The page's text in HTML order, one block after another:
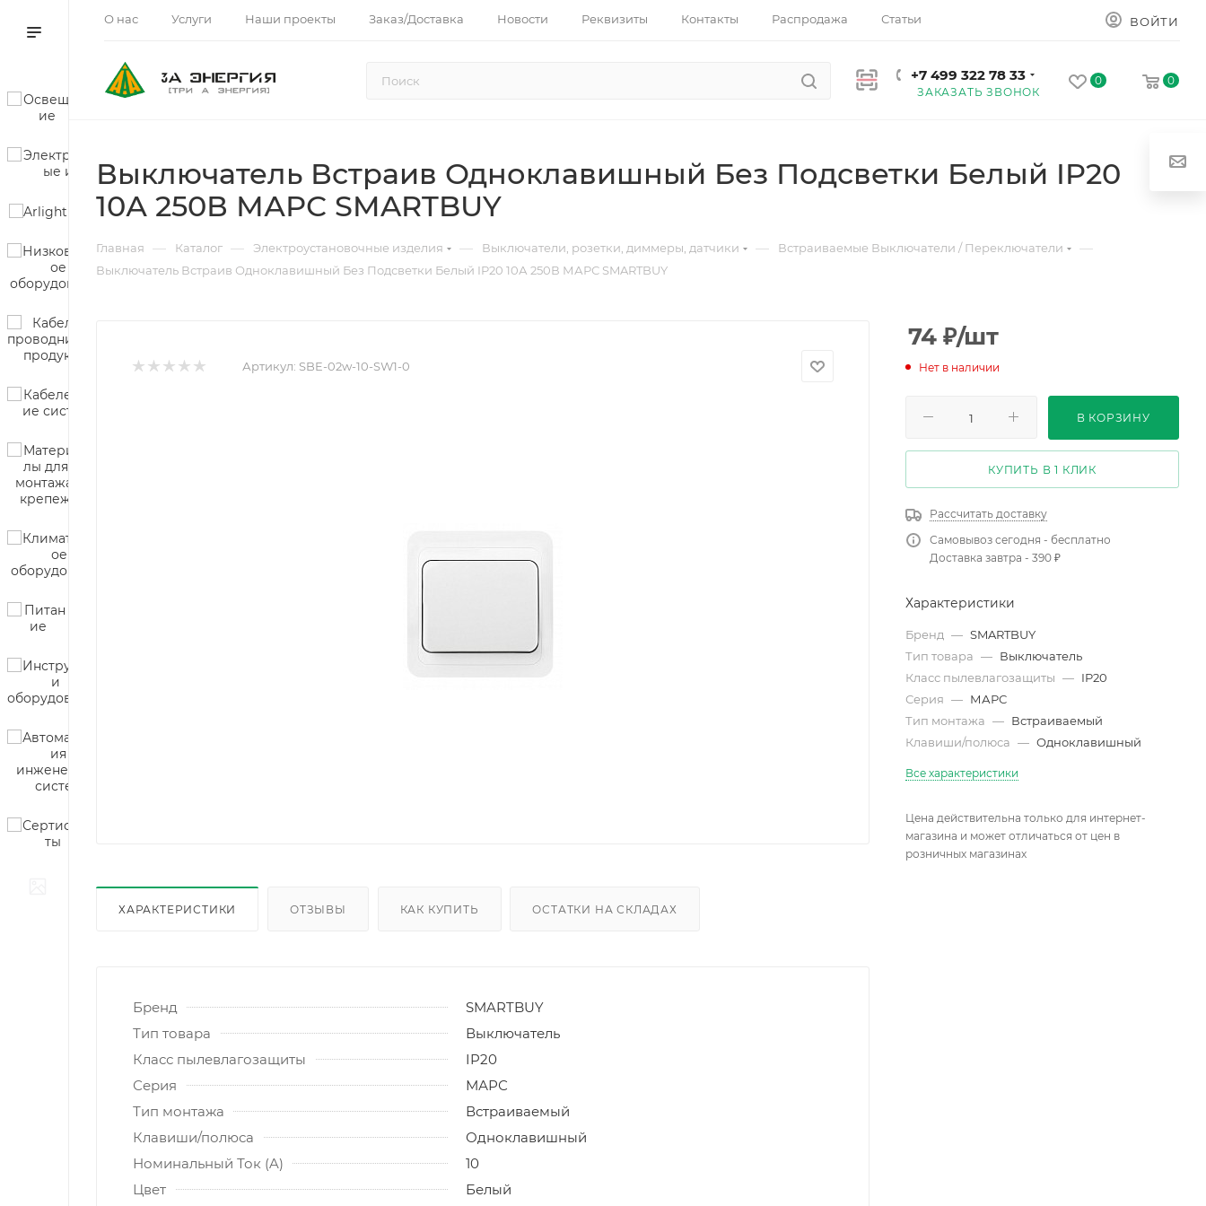
О нас Услуги Наши проекты Заказ/Доставка Новости Реквизиты Контакты Распродажа Статьи ВОЙТИ
+7 499 322 78 33
ЗАКАЗАТЬ ЗВОНОК
0 0
Выключатель Встраив Одноклавишный Без Подсветки Белый IP20
10А 250В МАРС SMARTBUY
Главная — Каталог — Электроустановочные изделия — Выключатели, розетки, диммеры, датчики — Встраиваемые Выключатели / Переключатели —
Выключатель Встраив Одноклавишный Без Подсветки Белый IP20 10А 250В МАРС SMARTBUY
Артикул: SBE-02w-10-SW1-0
ХАРАКТЕРИСТИКИ ОТЗЫВЫ КАК КУПИТЬ ОСТАТКИ НА СКЛАДАХ
Бренд
SMARTBUY
Тип товара
Выключатель
Класс пылевлагозащиты
IP20
Серия
МАРС
Тип монтажа
Встраиваемый
Клавиши/полюса
Одноклавишный
Номинальный Ток (A)
10
Цвет
Белый
74 ₽/шт
Нет в наличии
В КОРЗИНУ
КУПИТЬ В 1 КЛИК
Рассчитать доставку
Самовывоз сегодня - бесплатно
Доставка завтра - 390 ₽
Характеристики
Бренд — SMARTBUY
Тип товара — Выключатель
Класс пылевлагозащиты — IP20
Серия — МАРС
Тип монтажа — Встраиваемый
Клавиши/полюса — Одноклавишный
Все характеристики
Цена действительна только для интернет-
магазина и может отличаться от цен в
розничных магазинах